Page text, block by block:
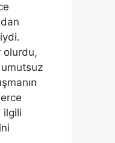
olurdu,
umutsuz
ilgili